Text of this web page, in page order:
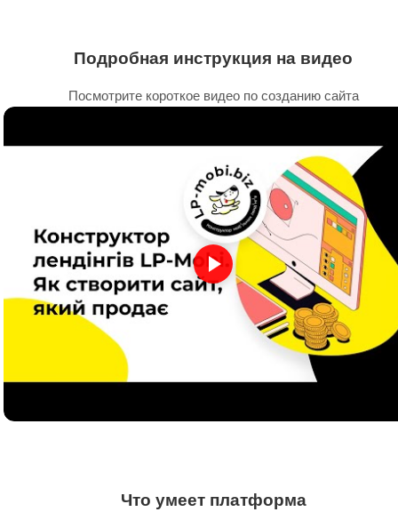
Подробная инструкция на видео
Посмотрите короткое видео по созданию сайта
Что умеет платформа